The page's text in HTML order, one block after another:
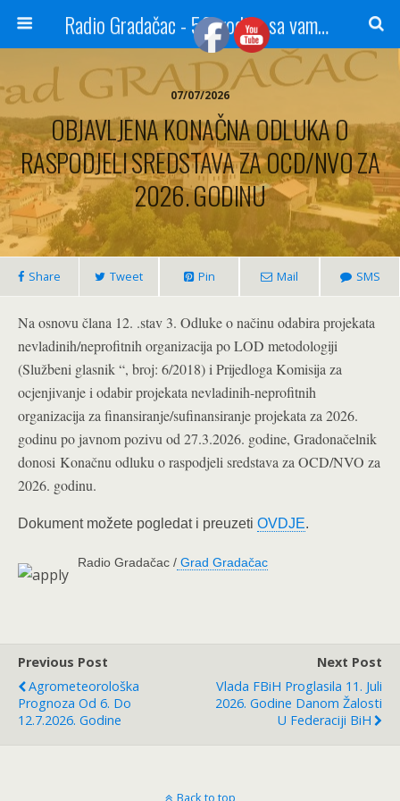
Radio Gradačac - 56 godina sa vama...
07/07/2026
OBJAVLJENA KONAČNA ODLUKA O
RASPODJELI SREDSTAVA ZA OCD/NVO ZA
2026. GODINU
Share Tweet Pin Mail SMS
Na osnovu člana 12. .stav 3. Odluke o načinu odabira projekata
nevladinih/neprofitnih organizacija po LOD metodologiji
(Službeni glasnik “, broj: 6/2018) i Prijedloga Komisija za
ocjenjivanje i odabir projekata nevladinih-neprofitnih
organizacija za finansiranje/sufinansiranje projekata za 2026.
godinu po javnom pozivu od 27.3.2026. godine, Gradonačelnik
donosi Konačnu odluku o raspodjeli sredstava za OCD/NVO za
2026. godinu.
Dokument možete pogledat i preuzeti OVDJE.
Radio Gradačac / Grad Gradačac
Previous Post
Agrometeorološka
Prognoza Od 6. Do
12.7.2026. Godine
Next Post
Vlada FBiH Proglasila 11. Juli
2026. Godine Danom Žalosti
U Federaciji BiH
Back to top